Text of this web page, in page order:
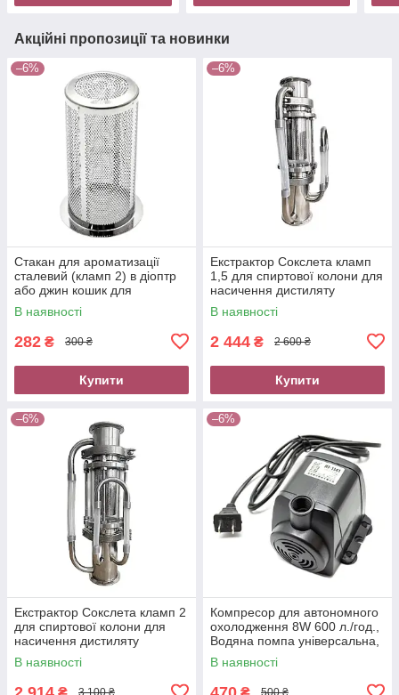
Акційні пропозиції та новинки
–6%
Стакан для ароматизації
сталевий (кламп 2) в діоптр
або джин кошик для
спиртової колони
В наявності
282 ₴ 300 ₴
Купити
–6%
Екстрактор Сокслета кламп
1,5 для спиртової колони для
насичення дистиляту
ароматом
В наявності
2 444 ₴ 2 600 ₴
Купити
–6%
Екстрактор Сокслета кламп 2
для спиртової колони для
насичення дистиляту
ароматом
В наявності
3 100 ₴
–6%
Компресор для автономного
охолодження 8W 600 л./год.,
Водяна помпа універсальна,
насос для перекачування
води
В наявності
500 ₴